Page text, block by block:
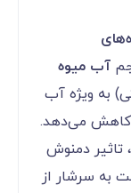
آب میوه
به ویژه آب
کاهش می‌دهد.
دمنوش
به سرشار از